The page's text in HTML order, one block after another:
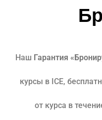
Наш Гарантия
курсы в ICE,
от курса в